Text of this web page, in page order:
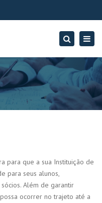
João Negrão, 731 - Cj 406 -
+ 55 41 3076 2943
Search
para que a sua Instituição de
para seus alunos,
Além de garantir
ocorrer no trajeto até a